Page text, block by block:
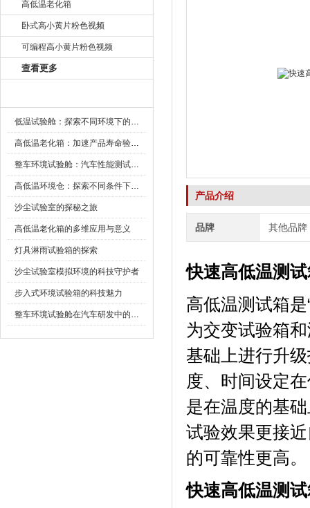
高低温老化箱
卧式高小黄片粉色视频
可编程高小黄片粉色视频
查看更多
低温试验舱：探索不同环境下的科技边界
高低温老化箱：加速产品寿命验证的可靠伙伴
整车环境试验舱：汽车性能测试的设备
高低温环境仓：探索不同条件下的科学奥秘
沙尘试验室的探秘之旅
高低温老化箱的多维应用与意义
灯具淋雨试验箱的探索
沙尘试验室模拟环境的科技守护者
步入式环境试验箱的科技魅力
整车环境试验舱在汽车研发中的作用
产品介绍
品牌 其他品牌
快速高低温测
高低温测试箱是
为交变试验箱
基础上进行升级
度、时间设定
是在温度的基础
试验效果更接近
的可靠性更高。
快速高低温测